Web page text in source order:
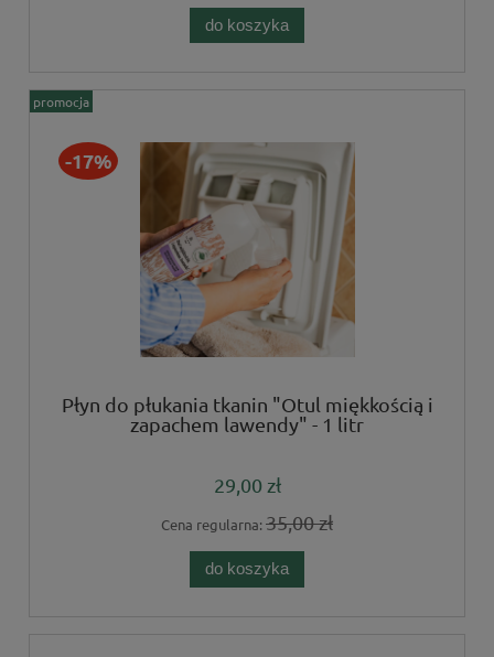
do koszyka
-17%
Płyn do płukania tkanin "Otul miękkością i
zapachem lawendy" - 1 litr
29,00 zł
Cena regularna: 35,00 zł
do koszyka
promocja